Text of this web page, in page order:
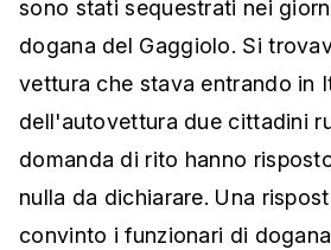
sono stati sequestrati nei
dogana del Gaggiolo. Si
vettura che stava entrando in
dell'autovettura due cittadini
domanda di rito hanno
nulla da dichiarare. Una
convinto i funzionari di